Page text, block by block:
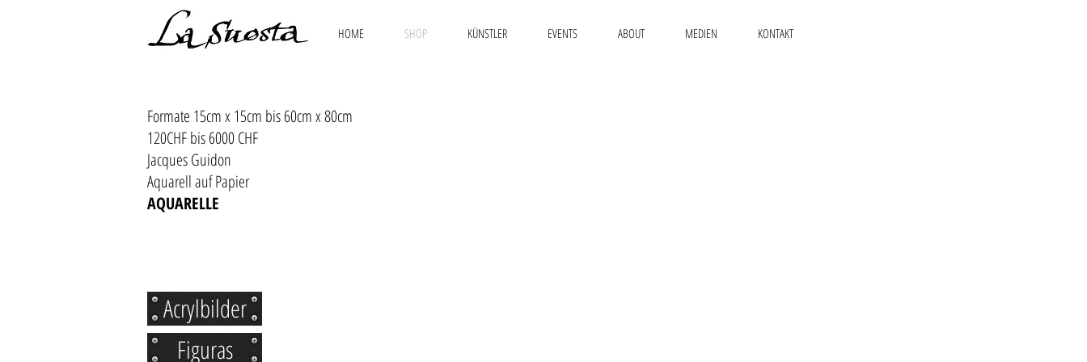
HOME SHOP KÜNSTLER EVENTS ABOUT MEDIEN KONTAKT
Formate 15cm x 15cm bis 60cm x 80cm
120CHF bis 6000 CHF
Jacques Guidon
Aquarell auf Papier
AQUARELLE
Acrylbilder
Figuras